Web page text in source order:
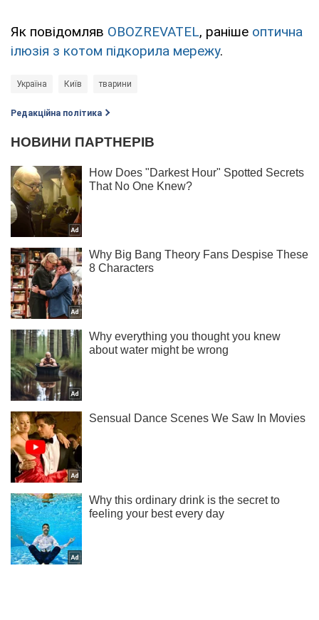
Як повідомляв OBOZREVATEL, раніше оптична
ілюзія з котом підкорила мережу.
Україна Київ тварини
Редакційна політика